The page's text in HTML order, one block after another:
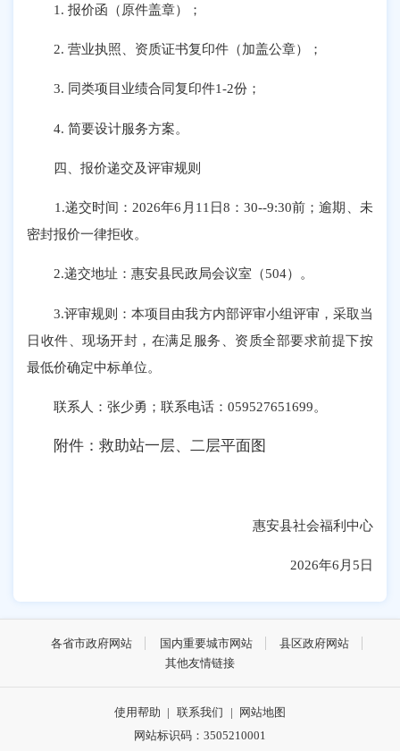
1. 报价函（原件盖章）；
2. 营业执照、资质证书复印件（加盖公章）；
3. 同类项目业绩合同复印件1-2份；
4. 简要设计服务方案。
四、报价递交及评审规则
1.递交时间：2026年6月11日8：30--9:30前；逾期、未
密封报价一律拒收。
2.递交地址：惠安县民政局会议室（504）。
3.评审规则：本项目由我方内部评审小组评审，采取当
日收件、现场开封，在满足服务、资质全部要求前提下按
最低价确定中标单位。
联系人：张少勇；联系电话：059527651699。
附件：救助站一层、二层平面图
惠安县社会福利中心
2026年6月5日
各省市政府网站 国内重要城市网站
县区政府网站
其他友情链接
使用帮助 | 联系我们 |
网站地图
网站标识码：3505210001